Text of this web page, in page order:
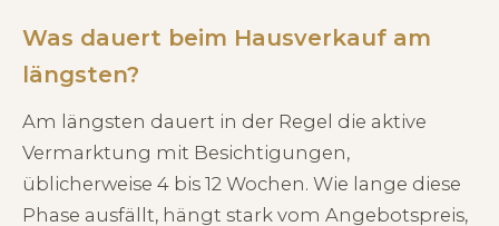
Was dauert beim Hausverkauf am
längsten?
Am längsten dauert in der Regel die aktive
Vermarktung mit Besichtigungen,
üblicherweise 4 bis 12 Wochen. Wie lange diese
Phase ausfällt, hängt stark vom Angebotspreis,